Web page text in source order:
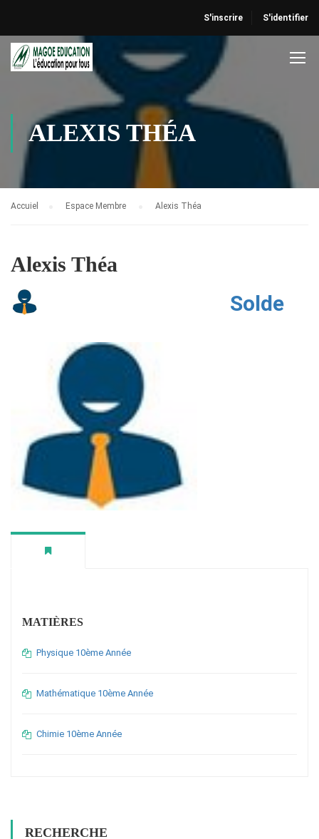
S'inscrire S'identifier
ALEXIS THÉA
Accuiel Espace Membre Alexis Théa
Alexis Théa
Solde
MATIÈRES
Physique 10ème Année
Mathématique 10ème Année
Chimie 10ème Année
RECHERCHE